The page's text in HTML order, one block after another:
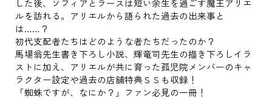
ルを訪れる。アリエルから語られた過去の出来事と
は……？
初代支配者たちはどのような者たちだったのか？
馬場翁先生書き下ろし小説、輝竜司先生の描き下ろしイラ
ストに加え、アリエルが共に育った孤児院メンバーのキャ
ラクター設定や過去の店舗特典ＳＳも収録！
「蜘蛛ですが、なにか？」ファン必見の一冊！